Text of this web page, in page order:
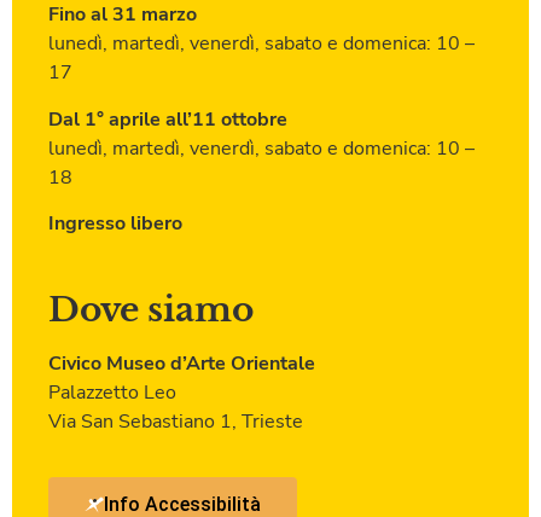
Fino al 31 marzo
lunedì, martedì, venerdì, sabato e domenica: 10 –
17
Dal 1° aprile all’11 ottobre
lunedì, martedì, venerdì, sabato e domenica: 10 –
18
Ingresso libero
Dove siamo
Civico Museod’Arte Orientale
Palazzetto Leo
Via San Sebastiano 1, Trieste
Info Accessibilità